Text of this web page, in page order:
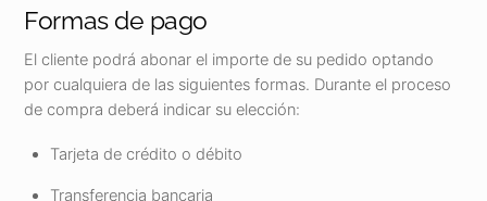
Formas de pago
El cliente podrá abonar el importe de su pedido optando
por cualquiera de las siguientes formas. Durante el proceso
de compra deberá indicar su elección:
Tarjeta de crédito o débito
Transferencia bancaria